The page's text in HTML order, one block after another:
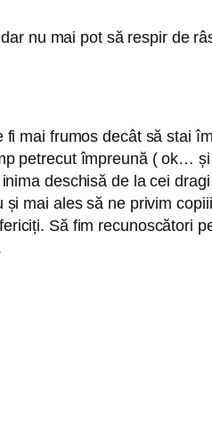
nu mai pot să respir de
mai frumos decât să stai
petrecut împreună ( ok…
deschisă de la cei dragi
mai ales să ne privim
Să fim recunoscători